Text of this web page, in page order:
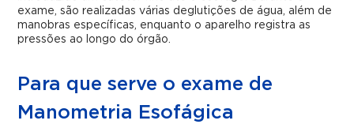
exame, são realizadas várias deglutições de água, além de
manobras específicas, enquanto o aparelho registra as
pressões ao longo do órgão.
Para que serve o exame de
Manometria Esofágica